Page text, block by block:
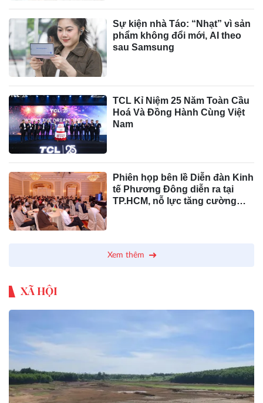
Sự kiện nhà Táo: “Nhạt” vì sản
phẩm không đổi mới, AI theo
sau Samsung
TCL Kỉ Niệm 25 Năm Toàn Cầu
Hoá Và Đồng Hành Cùng Việt
Nam
Phiên họp bên lề Diễn đàn Kinh
tế Phương Đông diễn ra tại
TP.HCM, nỗ lực tăng cường
Xem thêm
XÃ HỘI